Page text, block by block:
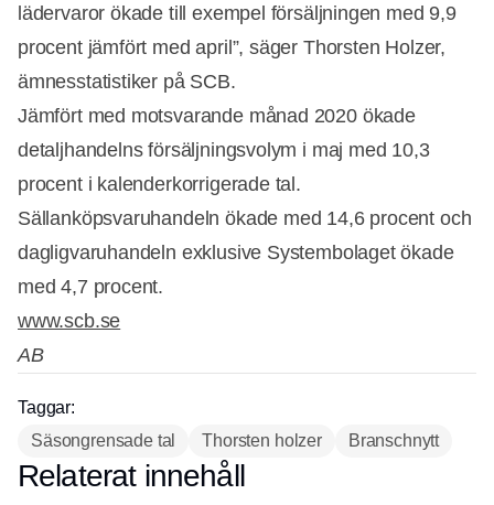
lädervaror ökade till exempel försäljningen med 9,9
procent jämfört med april”, säger Thorsten Holzer,
ämnesstatistiker på SCB.
Jämfört med motsvarande månad 2020 ökade
detaljhandelns försäljningsvolym i maj med 10,3
procent i kalenderkorrigerade tal.
Sällanköpsvaruhandeln ökade med 14,6 procent och
dagligvaruhandeln exklusive Systembolaget ökade
med 4,7 procent.
www.scb.se
AB
Taggar:
Säsongrensade tal
Thorsten holzer Branschnytt
Annons
Relaterat innehåll